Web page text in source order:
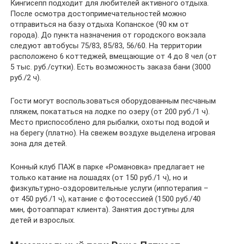
Кингисепп подходит для любителей активного отдыха.
После осмотра достопримечательностей можно
отправиться на базу отдыха Копанское (90 км от
города). До пункта назначения от городского вокзала
следуют автобусы 75/83, 85/83, 56/60. На территории
расположено 6 коттеджей, вмещающие от 4 до 8 чел (от
5 тыс. руб./сутки). Есть возможность заказа бани (3000
руб./2 ч).
Гости могут воспользоваться оборудованным песчаным
пляжем, покататься на лодке по озеру (от 200 руб./1 ч).
Место приспособлено для рыбалки, охоты под водой и
на берегу (платно). На свежем воздухе выделена игровая
зона для детей.
Конный клуб ПАЖ в парке «Романовка» предлагает не
только катание на лошадях (от 150 руб./1 ч), но и
физкультурно-оздоровительные услуги (иппотерапия –
от 450 руб./1 ч), катание с фотосессией (1500 руб./40
мин, фотоаппарат клиента). Занятия доступны для
детей и взрослых.